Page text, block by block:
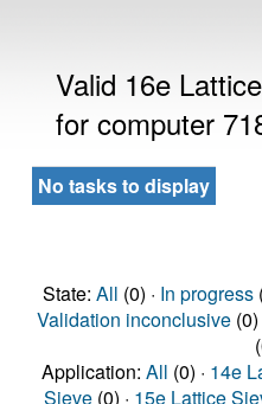
Valid 16e
for computer
No tasks to display
State: All (0) · In progress
Validation inconclusive(0)
Application: All (0) · 14e
Sieve (0) · 15e Lattice